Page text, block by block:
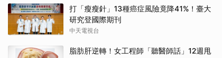
打「瘦瘦針」13種癌症風險竟降41%！臺大
研究登國際期刊
中天電視台
脂肪肝逆轉！女工程師「聽醫師話」12週甩